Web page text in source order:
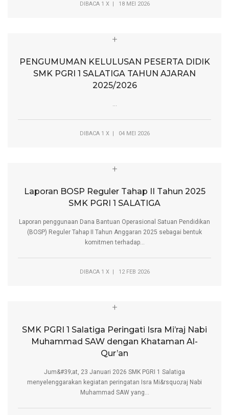
DIBACA 1 X | 18 MEI 2026
+
PENGUMUMAN KELULUSAN PESERTA DIDIK
SMK PGRI 1 SALATIGA TAHUN AJARAN
2025/2026
...
DIBACA 1 X | 04 MEI 2026
+
Laporan BOSP Reguler Tahap II Tahun 2025
SMK PGRI 1 SALATIGA
Laporan penggunaan Dana Bantuan Operasional Satuan Pendidikan
(BOSP) Reguler Tahap II Tahun Anggaran 2025 sebagai bentuk
komitmen terhadap...
DIBACA 1 X | 12 FEB 2026
+
SMK PGRI 1 Salatiga Peringati Isra Mi’raj Nabi
Muhammad SAW dengan Khataman Al-
Qur’an
Jum&#39;at, 23 Januari 2026 SMK PGRI 1 Salatiga
menyelenggarakan kegiatan peringatan Isra Mi&rsquo;raj Nabi
Muhammad SAW yang...